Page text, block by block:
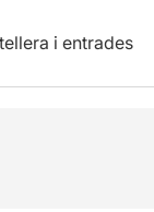
i entrades